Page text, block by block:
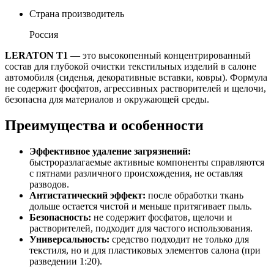
Страна производитель
Россия
LERATON T1 — это высокопенный концентрированный
состав для глубокой очистки текстильных изделий в салоне
автомобиля (сиденья, декоративные вставки, ковры). Формула
не содержит фосфатов, агрессивных растворителей и щелочи,
безопасна для материалов и окружающей среды.
Преимущества и особенности
Эффективное удаление загрязнений:
быстроразлагаемые активные компоненты справляются
с пятнами различного происхождения, не оставляя
разводов.
Антистатический эффект: после обработки ткань
дольше остается чистой и меньше притягивает пыль.
Безопасность: не содержит фосфатов, щелочи и
растворителей, подходит для частого использования.
Универсальность: средство подходит не только для
текстиля, но и для пластиковых элементов салона (при
разведении 1:20).